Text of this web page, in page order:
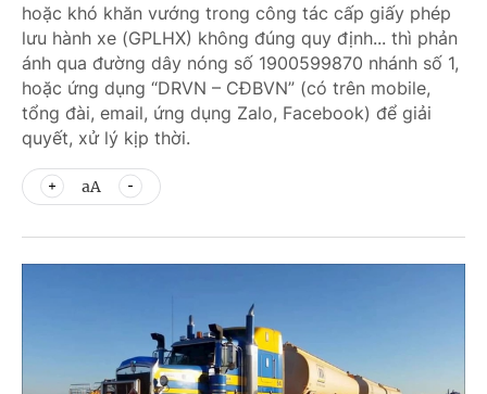
hoặc khó khăn vướng trong công tác cấp giấy phép
lưu hành xe (GPLHX) không đúng quy định... thì phản
ánh qua đường dây nóng số 1900599870 nhánh số 1,
hoặc ứng dụng “DRVN – CĐBVN” (có trên mobile,
tổng đài, email, ứng dụng Zalo, Facebook) để giải
quyết, xử lý kịp thời.
aA